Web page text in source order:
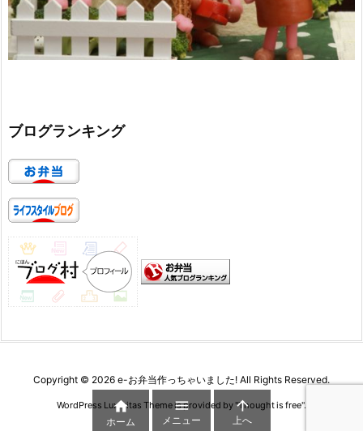
ブログランキング
Copyright © 2026 e-お弁当作っちゃいました! All Rights Reserved.
WordPress Luxeritas Theme is provided by "Thought is free".

ホーム

メニュー

上へ